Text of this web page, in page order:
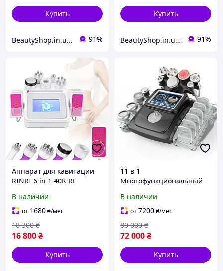
Купить
BeautyShop.in.ua - Интернет-магазин по продаже материалов красоты, Телеграм @Beautyshopinua 91%
Купить
BeautyShop.in.ua - Интернет-магазин по продаже материалов красоты, Телеграм @Beautyshopinua 91%
Аппарат для кавитации
RINRI 6 in 1 40K RF
телом и лицом
В наличии
от 1680₴/мес
16 800₴
18 300 ₴
Купить
11 в 1
Многофункциональный
для похудения и
лифтинга
профессиональный уход
за телом и ли
В наличии
от7200₴/мес
72 000₴
80 000 ₴
Купить